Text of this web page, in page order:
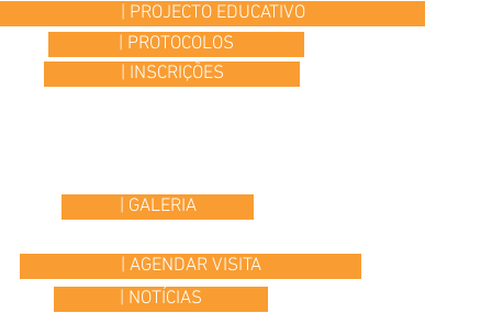
| PROJECTO EDUCATIVO
| PROTOCOLOS
| INSCRIÇÕES
| GALERIA
| AGENDAR VISITA
| NOTÍCIAS